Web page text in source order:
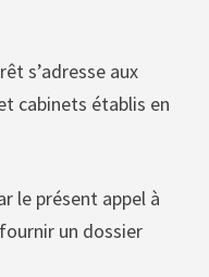
s’adresse aux
cabinets établis en
le présent appel à
un dossier